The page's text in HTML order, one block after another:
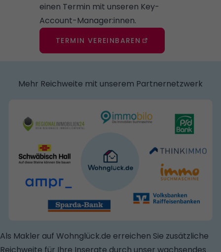
einen Termin mit unseren Key-
Account-Manager:innen.
TERMIN VEREINBAREN
Mehr Reichweite mit unserem Partnernetzwerk
Als Makler auf Wohnglück.de erreichen Sie zusätzliche